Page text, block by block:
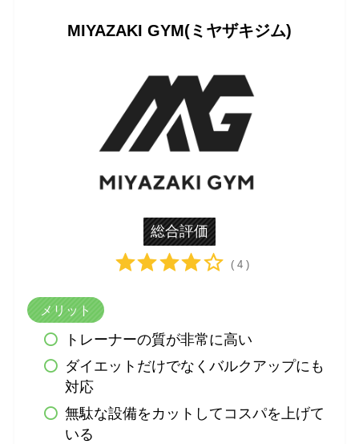
MIYAZAKI GYM(ミヤザキジム)
総合評価
( 4 )
メリット
トレーナーの質が非常に高い
ダイエットだけでなくバルクアップにも
対応
無駄な設備をカットしてコスパを上げて
いる